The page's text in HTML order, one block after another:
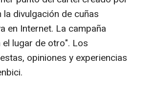
divulgación de cuñas
en Internet. La campaña
lugar de otro". Los
opiniones y experiencias